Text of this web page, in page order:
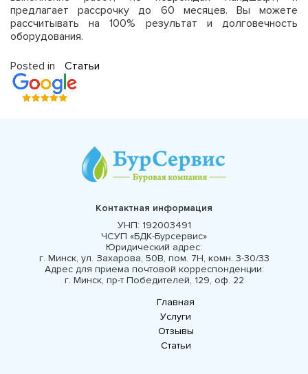
предлагает рассрочку до 60 месяцев. Вы можете
рассчитывать на 100% результат и долговечность
оборудования.
Posted in Статьи
Контактная информация
УНП: 192003491
ЧСУП «БДК-Бурсервис»
Юридический адрес:
г. Минск, ул. Захарова, 50В, пом. 7Н, комн. 3-30/33
Адрес для приема почтовой корреспонденции:
г. Минск, пр-т Победителей, 129, оф. 22
Главная
Услуги
Отзывы
Статьи